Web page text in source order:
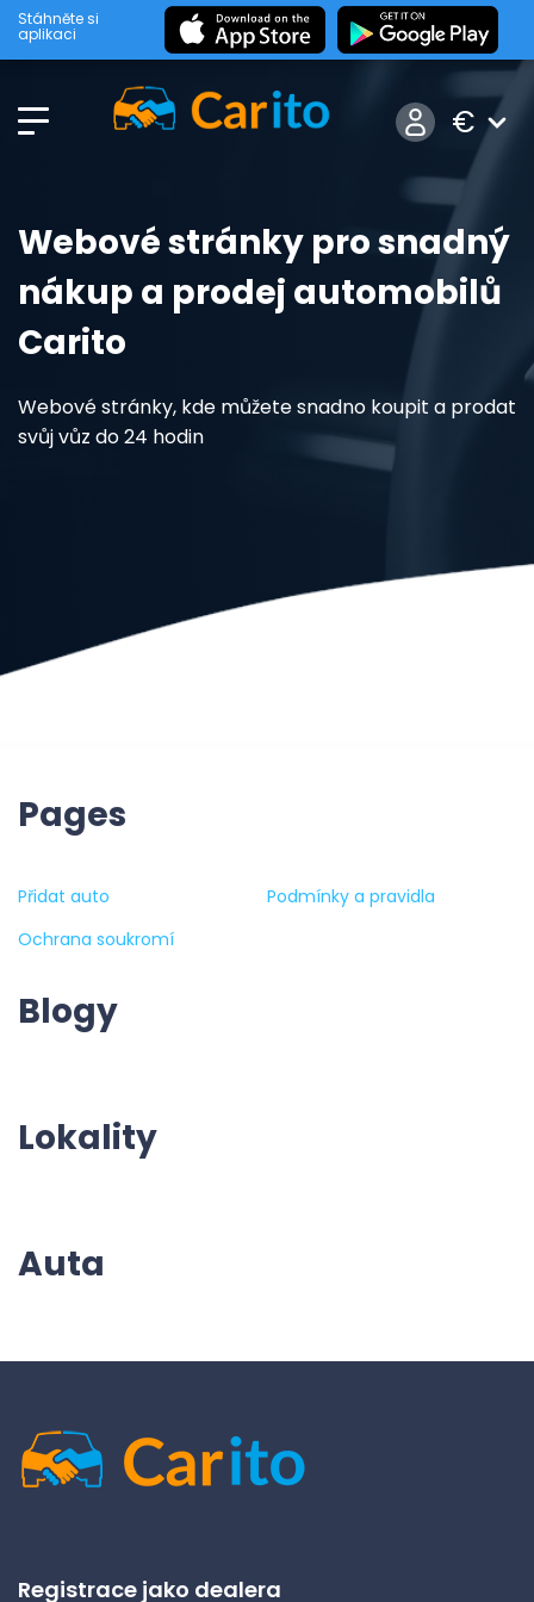
Stáhněte si
aplikaci
€
Webové stránky pro snadný
nákup a prodej automobilů
Carito
Webové stránky, kde můžete snadno koupit a prodat
svůj vůz do 24 hodin
Pages
Přidat auto
Podmínky a pravidla
Ochrana soukromí
Blogy
Lokality
Auta
Registrace jako dealera